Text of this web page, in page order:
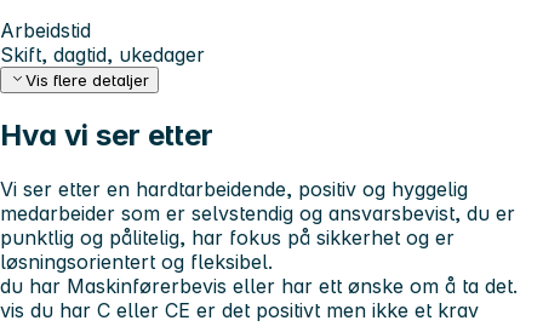
Arbeidstid
Skift, dagtid, ukedager
Vis flere detaljer
Hva vi ser etter
Vi ser etter en hardtarbeidende, positiv og hyggelig
medarbeider som er selvstendig og ansvarsbevist, du er
punktlig og pålitelig, har fokus på sikkerhet og er
løsningsorientert og fleksibel.
du har Maskinførerbevis eller har ett ønske om å ta det.
vis du har C eller CE er det positivt men ikke et krav